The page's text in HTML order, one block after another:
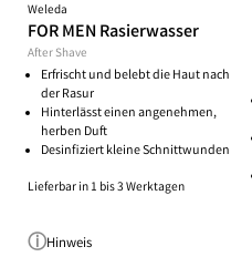
Weleda
FOR MEN Rasierwasser
After Shave
Erfrischt und belebt die Haut nach
der Rasur
Hinterlässt einen angenehmen,
herben Duft
Desinfiziert kleine Schnittwunden
Lieferbar in 1 bis 3 Werktagen
Hinweis